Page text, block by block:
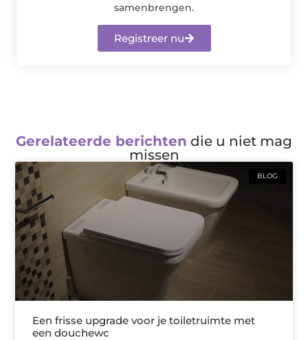
samenbrengen.
Registreer nu
Gerelateerde berichten die u niet mag
missen
BLOG
Een frisse upgrade voor je toiletruimte met
een douchewc